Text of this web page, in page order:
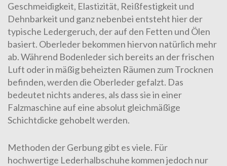
Geschmeidigkeit, Elastizität, Reißfestigkeit und
Dehnbarkeit und ganz nebenbei entsteht hier der
typische Ledergeruch, der auf den Fetten und Ölen
basiert. Oberleder bekommen hiervon natürlich mehr
ab. Während Bodenleder sich bereits an der frischen
Luft oder in mäßig beheizten Räumen zum Trocknen
befinden, werden die Oberleder gefalzt. Das
bedeutet nichts anderes, als dass sie in einer
Falzmaschine auf eine absolut gleichmäßige
Schichtdicke gehobelt werden.
Methoden der Gerbung gibt es viele. Für
hochwertige Lederhalbschuhe kommen jedoch nur